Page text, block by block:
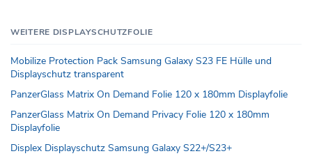
WEITERE DISPLAYSCHUTZFOLIE
Mobilize Protection Pack Samsung Galaxy S23 FE Hülle und
Displayschutz transparent
PanzerGlass Matrix On Demand Folie 120 x 180mm Displayfolie
PanzerGlass Matrix On Demand Privacy Folie 120 x 180mm
Displayfolie
Displex Displayschutz Samsung Galaxy S22+/S23+